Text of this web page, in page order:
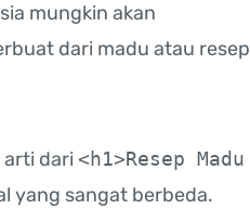
mungkin akan
dari madu atau resep
arti dari <h1>Resep Madu
yang sangat berbeda.